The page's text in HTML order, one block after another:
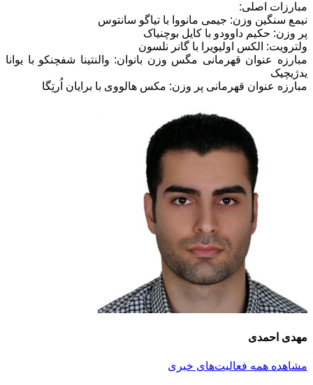
مبارزات اصلی:
نیمع سنگین وزن: جیمی مانووا با تیاگو سانتوس
پر وزن: حکیم داوودو با کایل بوچنیاک
ولترویت: الکس اولیویرا با گانر نلسون
مبارزه عنوان قهرمانی مگس وزن بانوان: والنتینا شفچنکو با یوانا
یدژیچیک
مبارزه عنوان قهرمانی پر وزن: مکس هالووی با برایان اُرتِگا
مهدی احمدی
مشاهده همه فعالیت‌های خبری